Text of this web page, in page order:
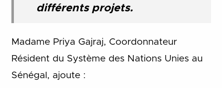
différents projets.
Madame Priya Gajraj, Coordonnateur
Résident du Système des Nations Unies au
Sénégal, ajoute :